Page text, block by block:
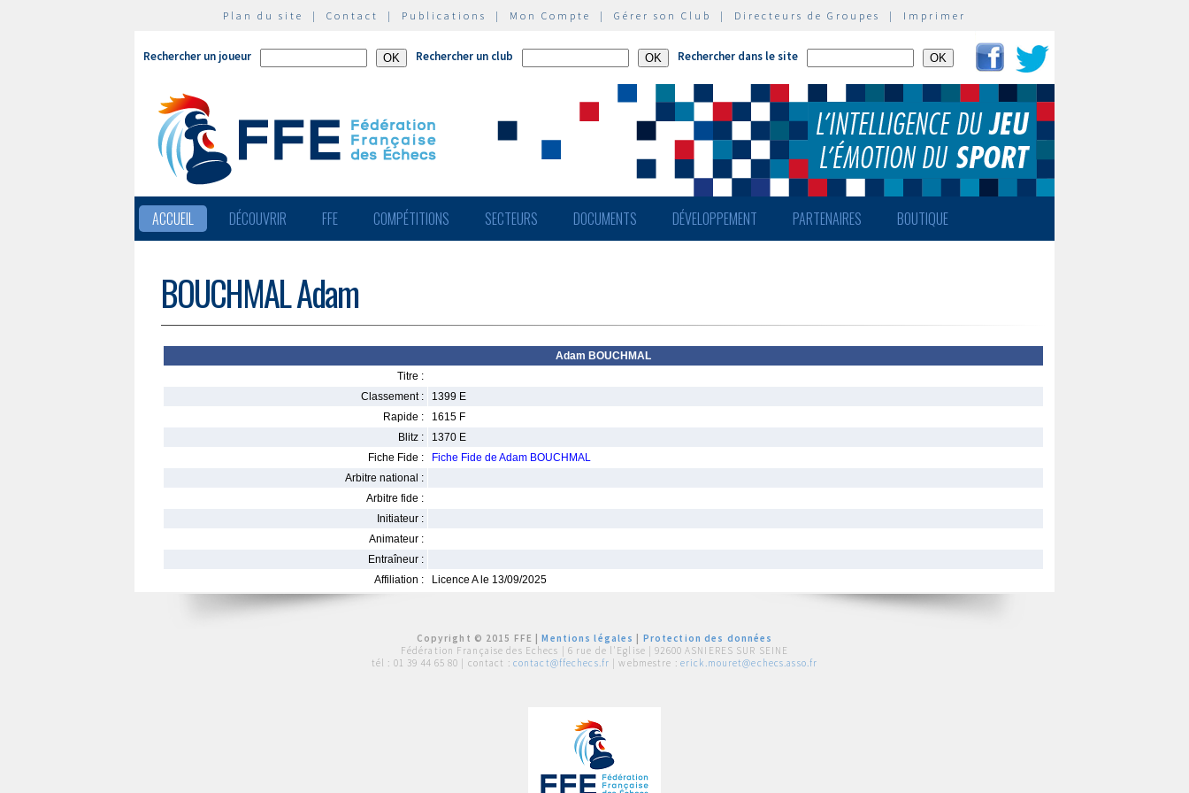
Plan du site | Contact | Publications | Mon Compte | Gérer son Club | Directeurs de Groupes | Imprimer
Rechercher un joueur Rechercher un club Rechercher dans le site
ACCUEIL DÉCOUVRIR FFE COMPÉTITIONS SECTEURS DOCUMENTS DÉVELOPPEMENT PARTENAIRES BOUTIQUE
BOUCHMAL Adam
Adam BOUCHMAL
Titre :
Classement :
1399 E
Rapide :
1615 F
Blitz :
1370 E
Fiche Fide :
Fiche Fide de Adam BOUCHMAL
Arbitre national :
Arbitre fide :
Initiateur :
Animateur :
Entraîneur :
Affiliation :
Licence A le 13/09/2025
Copyright © 2015 FFE |Mentions légales
Protection des données
Fédération Française des Echecs | 6 rue de l'Eglise | 92600 ASNIERES SUR SEINE
tél : 01 39 44 65 80 | contact : contact@ffechecs.fr | webmestre : erick.mouret@echecs.asso.fr